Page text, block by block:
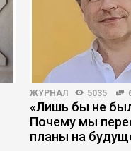
ЖУРНАЛ 5035
«Лишь бы не
Почему мы
планы на